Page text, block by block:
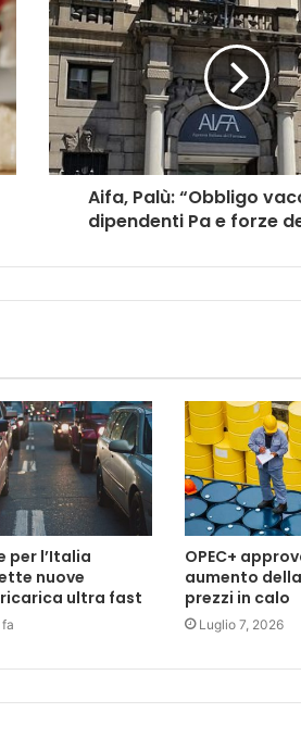
Aifa, Palù: “Obbligo
dipendenti Pa e forze
per l’Italia
nuove
ultra fast
OPEC+
aumento
prezzi in calo
Luglio 7, 2026